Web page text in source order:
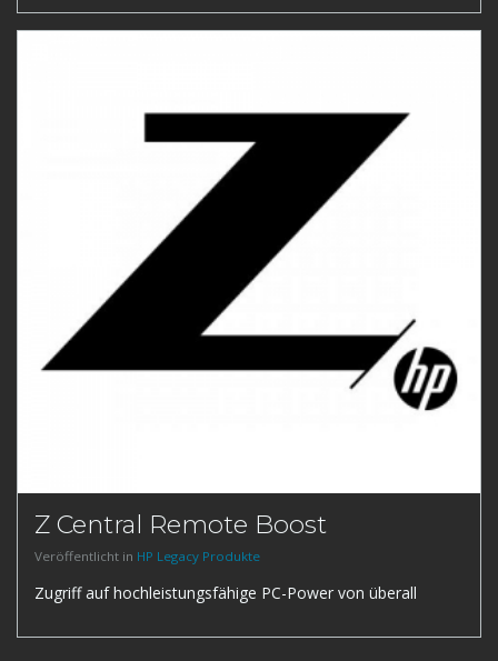
Z Central Remote Boost
Veröffentlicht in HP Legacy Produkte
Zugriff auf hochleistungsfähige PC-Power von überall